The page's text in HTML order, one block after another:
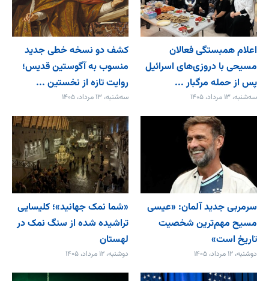
اعلام همبستگی فعالان
مسیحی با دروزی‌های اسرائیل
پس از حمله مرگبار ...
سه‌شنبه، ۱۳ مرداد، ۱۴۰۵
کشف دو نسخه خطی جدید
منسوب به آگوستین قدیس؛
روایت تازه از نخستین ...
سه‌شنبه، ۱۳ مرداد، ۱۴۰۵
سرمربی جدید آلمان: «عیسی
مسیح مهم‌ترین شخصیت
تاریخ است»
دوشنبه، ۱۲ مرداد، ۱۴۰۵
«شما نمک جهانید»؛ کلیسایی
تراشیده شده از سنگ نمک در
لهستان
دوشنبه، ۱۲ مرداد، ۱۴۰۵